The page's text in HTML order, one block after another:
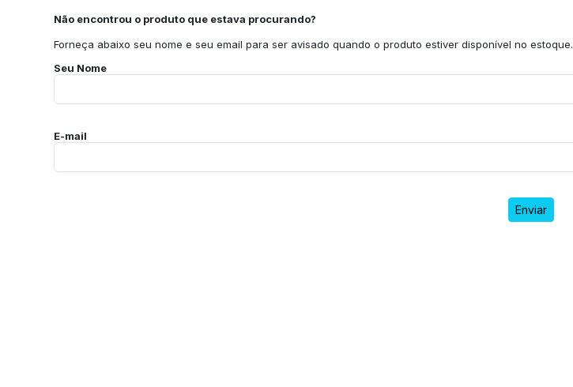
Não encontrou o produto que estava procurando?
Forneça abaixo seu nome e seu email para ser avisado quando o produto estiver disponível no estoque.
Seu Nome
E-mail
Enviar